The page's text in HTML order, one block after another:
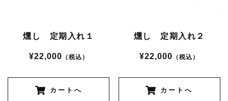
燻し 定期入れ１
¥22,000 （税込）
カートへ
燻し 定期入れ２
¥22,000 （税込）
カートへ